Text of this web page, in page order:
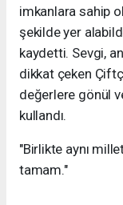
imkanlara sahip
şekilde yer
kaydetti. Sevgi,
dikkat çeken
değerlere gönül
kullandı.
"Birlikte aynı
tamam."